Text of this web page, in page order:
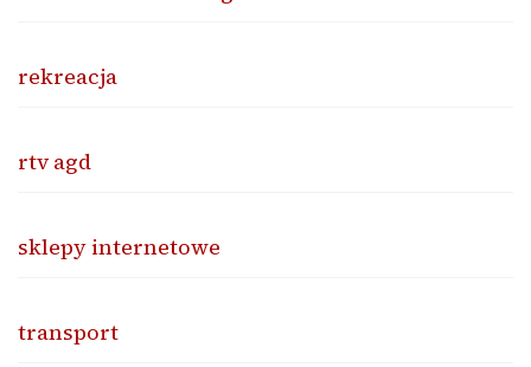
rekreacja
rtv agd
sklepy internetowe
transport